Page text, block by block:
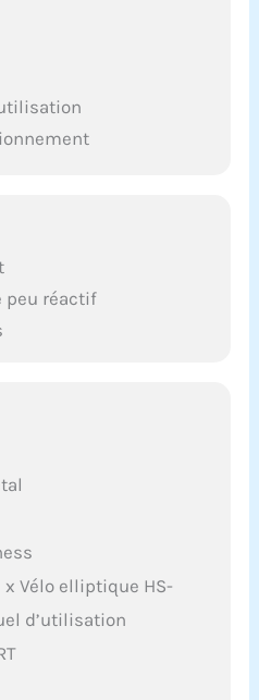
peu réactif
Vélo elliptique HS-
d’utilisation